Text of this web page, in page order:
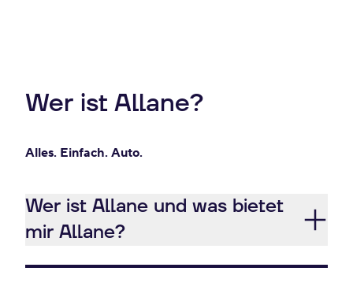
Wer ist Allane?
Alles. Einfach. Auto.
Wer ist Allane und was bietet
mir Allane?